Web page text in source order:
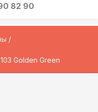
82 90
Golden Green